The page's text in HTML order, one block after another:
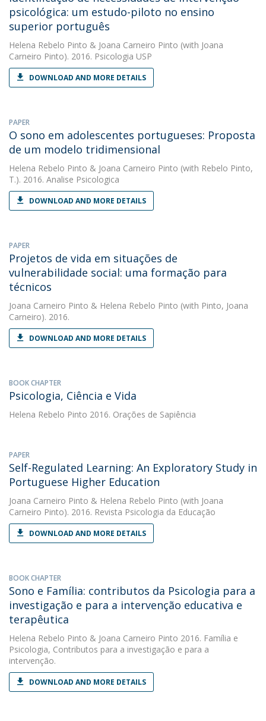
psicológica: um estudo-piloto no ensino
superior português
Helena Rebelo Pinto & Joana Carneiro Pinto (with Joana
Carneiro Pinto). 2016. Psicologia USP
DOWNLOAD AND MORE DETAILS
PAPER
O sono em adolescentes portugueses: Proposta
de um modelo tridimensional
Helena Rebelo Pinto & Joana Carneiro Pinto (with Rebelo Pinto,
T.). 2016. Analise Psicologica
DOWNLOAD AND MORE DETAILS
PAPER
Projetos de vida em situações de
vulnerabilidade social: uma formação para
técnicos
Joana Carneiro Pinto & Helena Rebelo Pinto (with Pinto, Joana
Carneiro). 2016.
DOWNLOAD AND MORE DETAILS
BOOK CHAPTER
Psicologia, Ciência e Vida
Helena Rebelo Pinto 2016. Orações de Sapiência
PAPER
Self-Regulated Learning: An Exploratory Study in
Portuguese Higher Education
Joana Carneiro Pinto & Helena Rebelo Pinto (with Joana
Carneiro Pinto). 2016. Revista Psicologia da Educação
DOWNLOAD AND MORE DETAILS
BOOK CHAPTER
Sono e Família: contributos da Psicologia para a
investigação e para a intervenção educativa e
terapêutica
Helena Rebelo Pinto & Joana Carneiro Pinto 2016. Família e
Psicologia, Contributos para a investigação e para a
intervenção.
DOWNLOAD AND MORE DETAILS